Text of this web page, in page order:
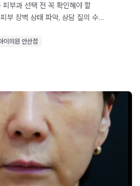
부과 선택 전 꼭 확인해야 할
부 장벽 상태 파악, 상담 질의 수준,
이의원 안산점